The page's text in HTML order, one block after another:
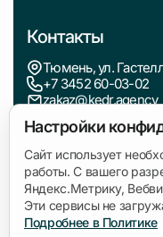
Контакты
Тюмень, ул.
+7 3452 60-03-02
zakaz@kedr.agency
Информация
Политика обработки
Согласие на
Настройки
Сайт использует
работы. С вашего
Яндекс.Метрику,
Эти сервисы не
Подробнее в Политике